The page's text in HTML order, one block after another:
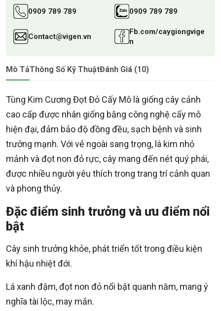
0909 789 789 0909 789 789
Contact@vigen.vn
Fb.com/caygiongvige
n
Mô TảThông Số Kỹ ThuậtĐánh Giá (10)
Tùng Kim Cương Đọt Đỏ Cấy Mô là giống cây cảnh
cao cấp được nhân giống bằng công nghệ cấy mô
hiện đại, đảm bảo độ đồng đều, sạch bệnh và sinh
trưởng mạnh. Với vẻ ngoài sang trọng, lá kim nhỏ
mảnh và đọt non đỏ rực, cây mang đến nét quý phái,
được nhiều người yêu thích trong trang trí cảnh quan
và phong thủy.
Đặc điểm sinh trưởng và ưu điểm nổi
bật
Cây sinh trưởng khỏe, phát triển tốt trong điều kiện
khí hậu nhiệt đới.
Lá xanh đậm, đọt non đỏ nổi bật quanh năm, mang ý
nghĩa tài lộc, may mắn.